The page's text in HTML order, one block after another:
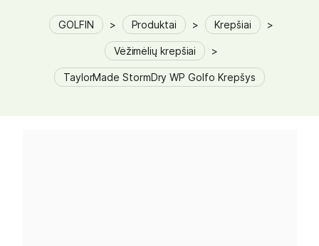
GOLFIN > Produktai > Krepšiai >
Vėžimėlių krepšiai >
TaylorMade StormDry WP Golfo Krepšys